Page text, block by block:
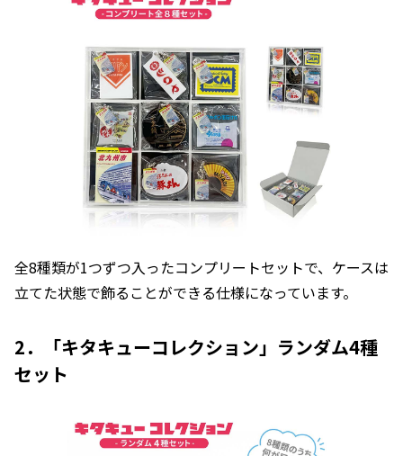
全8種類が1つずつ入ったコンプリートセットで、ケースは
立てた状態で飾ることができる仕様になっています。
2．「キタキューコレクション」ランダム4種
セット